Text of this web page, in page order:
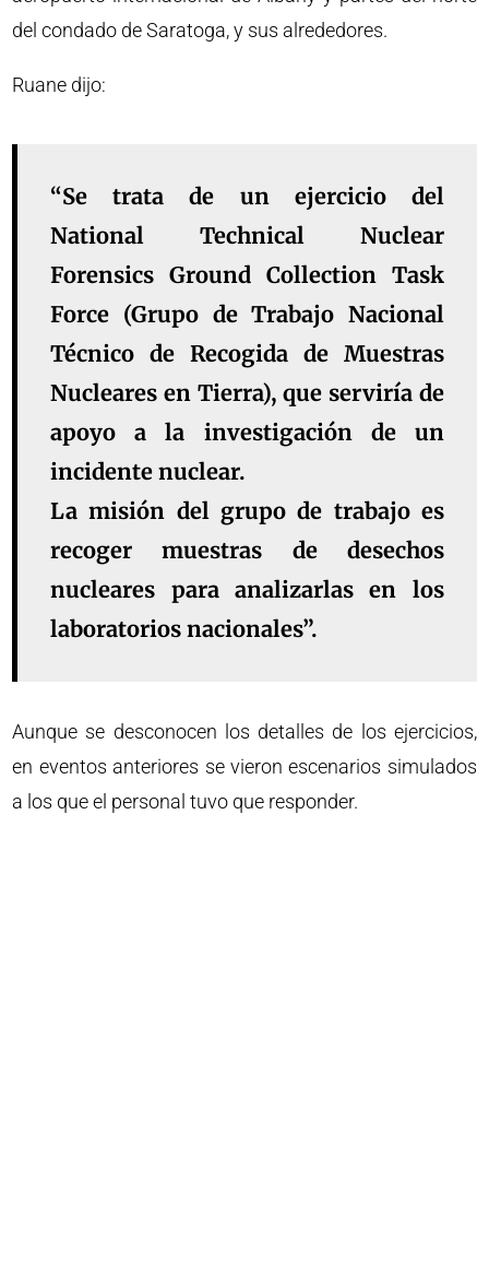
del condado de Saratoga, y sus alrededores.
Ruane dijo:
“Se trata de un ejercicio del
National Technical Nuclear
Forensics Ground Collection Task
Force (Grupo de Trabajo Nacional
Técnico de Recogida de Muestras
Nucleares en Tierra), que serviría de
apoyo a la investigación de un
incidente nuclear.
La misión del grupo de trabajo es
recoger muestras de desechos
nucleares para analizarlas en los
laboratorios nacionales”.
Aunque se desconocen los detalles de los ejercicios,
en eventos anteriores se vieron escenarios simulados
a los que el personal tuvo que responder.